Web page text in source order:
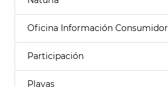
Oficina Información Consumidor
Participación
Playas